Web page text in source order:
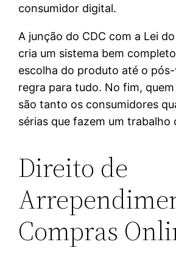
consumidor digital.
A junção do CDC com a Lei
cria um sistema bem
escolha do produto até o
regra para tudo. No fim,
são tanto os consumidores
sérias que fazem um trabalho
Direito de
Compras